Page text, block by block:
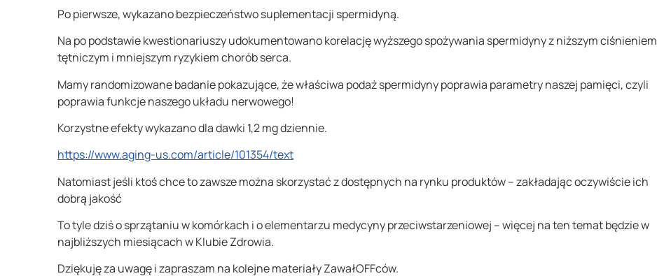
Po pierwsze, wykazano bezpieczeństwo suplementacji spermidyną.
Na po podstawie kwestionariuszy udokumentowano korelację wyższego spożywania spermidyny z niższym ciśnieniem
tętniczym i mniejszym ryzykiem chorób serca.
Mamy randomizowane badanie pokazujące, że właściwa podaż spermidyny poprawia parametry naszej pamięci, czyli
poprawia funkcje naszego układu nerwowego!
Korzystne efekty wykazano dla dawki 1,2 mg dziennie.
https://www.aging-us.com/article/101354/text
Natomiast jeśli ktoś chce to zawsze można skorzystać z dostępnych na rynku produktów – zakładając oczywiście ich
dobrą jakość
To tyle dziś o sprzątaniu w komórkach i o elementarzu medycyny przeciwstarzeniowej – więcej na ten temat będzie w
najbliższych miesiącach w Klubie Zdrowia.
Dziękuję za uwagę i zapraszam na kolejne materiały ZawałOFFców.